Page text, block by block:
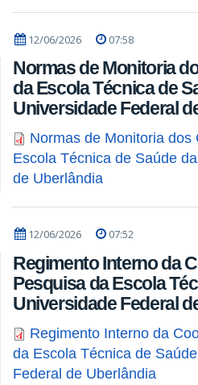
12/06/2026 07:58
Normas de Monitoria
da Escola Técnica de
Universidade Federal
Normas de Monitoria dos
Escola Técnica de Saúde
de Uberlândia
12/06/2026 07:52
Regimento Interno da
Pesquisa da Escola
Universidade Federal
Regimento Interno da
da Escola Técnica de
Federal de Uberlândia